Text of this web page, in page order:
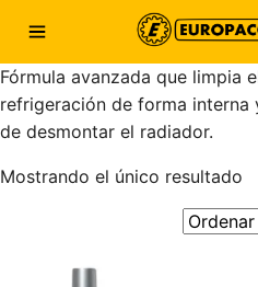
Saltar al contenido
Abrir menú
Fórmula avanzada que limpia
refrigeración de forma interna
de desmontar el radiador.
Mostrando el único resultado